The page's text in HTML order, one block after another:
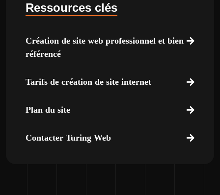
Ressources clés
Création de site web professionnel et bien
référencé
Tarifs de création de site internet
Plan du site
Contacter Turing Web